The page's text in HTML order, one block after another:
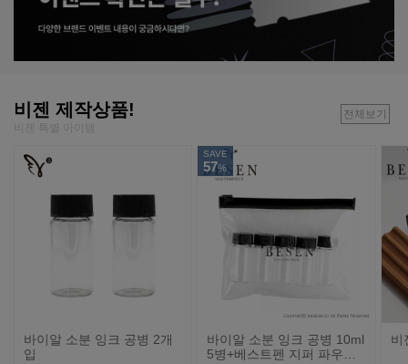
비젠 제작상품!
비젠 특별 아이템
전체보기
바이알 소분 잉크 공병 2개
입
SAVE
57%
바이알 소분 잉크 공병 10ml
5병+베스트펜 지퍼 파우치
비